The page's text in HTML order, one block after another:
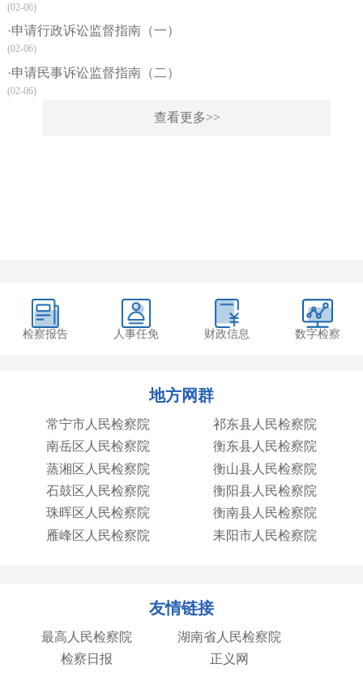
(02-06)
·申请行政诉讼监督指南（一）
(02-06)
·申请民事诉讼监督指南（二）
(02-06)
查看更多>>
检察报告 人事任免 财政信息 数字检察
地方网群
常宁市人民检察院
祁东县人民检察院
南岳区人民检察院
衡东县人民检察院
蒸湘区人民检察院
衡山县人民检察院
石鼓区人民检察院
衡阳县人民检察院
珠晖区人民检察院
衡南县人民检察院
雁峰区人民检察院
耒阳市人民检察院
友情链接
最高人民检察院
湖南省人民检察院
检察日报
正义网